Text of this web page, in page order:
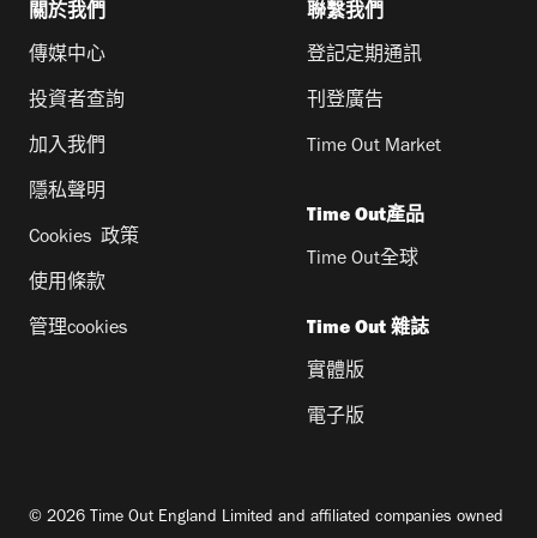
關於我們
傳媒中心
投資者查詢
加入我們
隱私聲明
Cookies 政策
使用條款
管理cookies
聯繫我們
登記定期通訊
刊登廣告
Time Out Market
Time Out產品
Time Out全球
Time Out 雜誌
實體版
電子版
© 2026 Time Out England Limited and affiliated companies owned